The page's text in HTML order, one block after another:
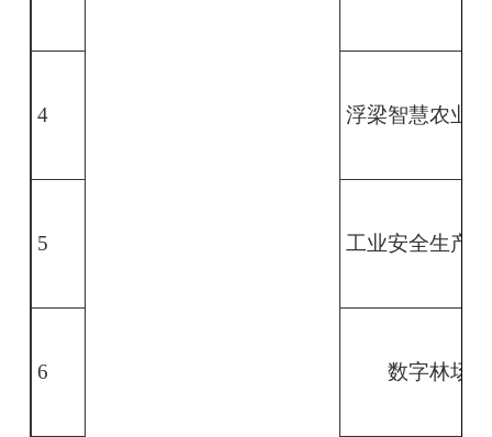
4 浮梁智慧农业
5 工业安全生产
6 数字林场